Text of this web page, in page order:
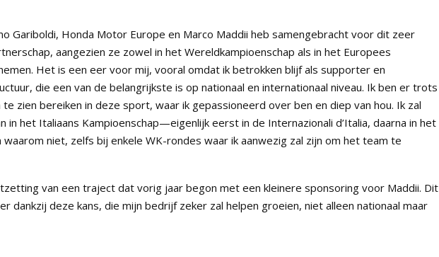
Gariboldi, Honda Motor Europe en Marco Maddii heb samengebracht voor dit zeer
aangezien ze zowel in het Wereldkampioenschap als in het Europees
Het is een eer voor mij, vooral omdat ik betrokken blijf als supporter en
die een van de belangrijkste is op nationaal en internationaal niveau. Ik ben er trots
zien bereiken in deze sport, waar ik gepassioneerd over ben en diep van hou. Ik zal
in het Italiaans Kampioenschap—eigenlijk eerst in de Internazionali d’Italia, daarna in het
waarom niet, zelfs bij enkele WK-rondes waar ik aanwezig zal zijn om het team te
van een traject dat vorig jaar begon met een kleinere sponsoring voor Maddii. Dit
dankzij deze kans, die mijn bedrijf zeker zal helpen groeien, niet alleen nationaal maar